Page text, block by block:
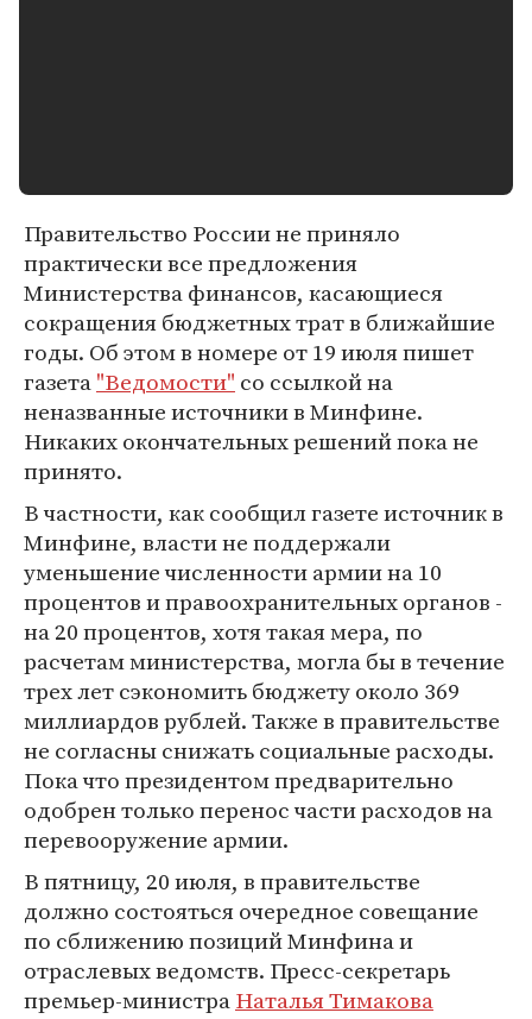
Правительство России не приняло
практически все предложения
Министерства финансов, касающиеся
сокращения бюджетных трат в ближайшие
годы. Об этом в номере от 19 июля пишет
газета"Ведомости" со ссылкой на
неназванные источники в Минфине.
Никаких окончательных решений пока не
принято.
В частности, как сообщил газете источник в
Минфине, власти не поддержали
уменьшение численности армии на 10
процентов и правоохранительных органов -
на 20 процентов, хотя такая мера, по
расчетам министерства, могла бы в течение
трех лет сэкономить бюджету около 369
миллиардов рублей. Также в правительстве
не согласны снижать социальные расходы.
Пока что президентом предварительно
одобрен только перенос части расходов на
перевооружение армии.
В пятницу, 20 июля, в правительстве
должно состояться очередное совещание
по сближению позиций Минфина и
отраслевых ведомств. Пресс-секретарь
премьер-министраНаталья Тимакова